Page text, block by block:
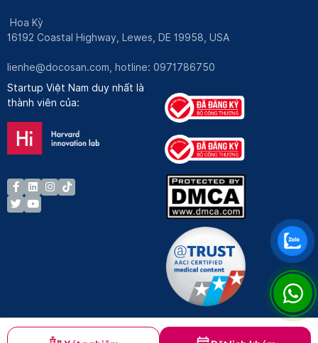
Hoa Kỳ
16192 Coastal Highway, Lewes, DE 19958, USA
lienhe@docosan.com , hotline: 0971786750
Startup Việt Nam duy nhất là
thành viên của: